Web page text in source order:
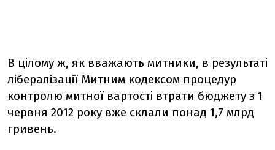
В цілому ж, як вважають митники, в результаті
лібералізації Митним кодексом процедур
контролю митної вартості втрати бюджету з 1
червня 2012 року вже склали понад 1,7 млрд
гривень.